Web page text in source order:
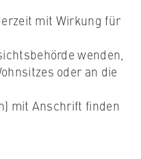
mit Wirkung für
wenden,
oder an die
mit Anschrift finden